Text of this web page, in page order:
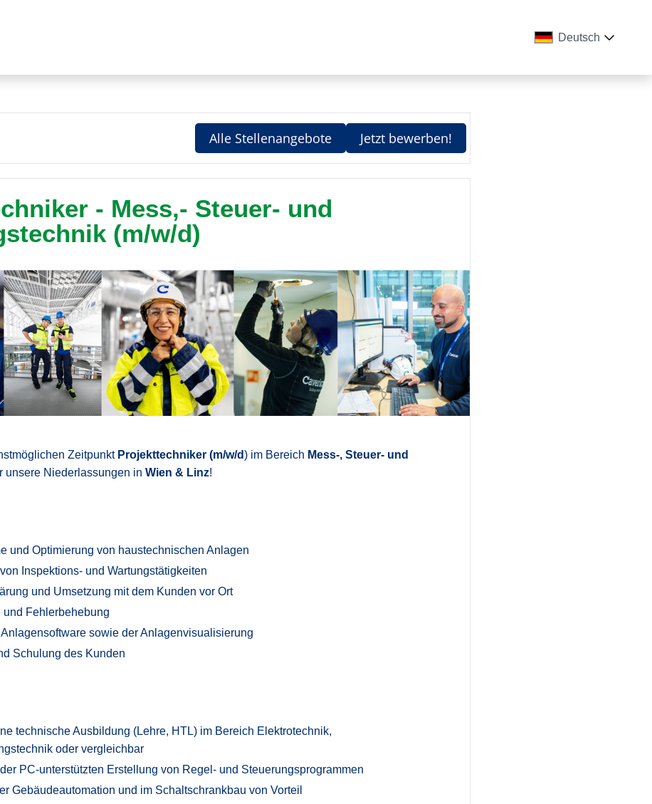
Deutsch
Alle Stellenangebote Jetzt bewerben!
- Mess,- Steuer- und
(m/w/d)
Zeitpunkt Projekttechniker (m/w/d) im Bereich Mess-, Steuer- und
unsere Niederlassungen in Wien & Linz!
und Optimierung von haustechnischen Anlagen
Inspektions- und Wartungstätigkeiten
und Umsetzung mit dem Kunden vor Ort
und Fehlerbehebung
sowie der Anlagenvisualisierung
Schulung des Kunden
technische Ausbildung (Lehre, HTL) im Bereich Elektrotechnik,
oder vergleichbar
PC-unterstützten Erstellung von Regel- und Steuerungsprogrammen
Gebäudeautomation und im Schaltschrankbau von Vorteil